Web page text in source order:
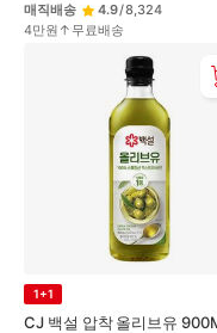
매직배송 4.9/8,324
4만원↑무료배송
CJ 백설 압착 올리브유
1+1